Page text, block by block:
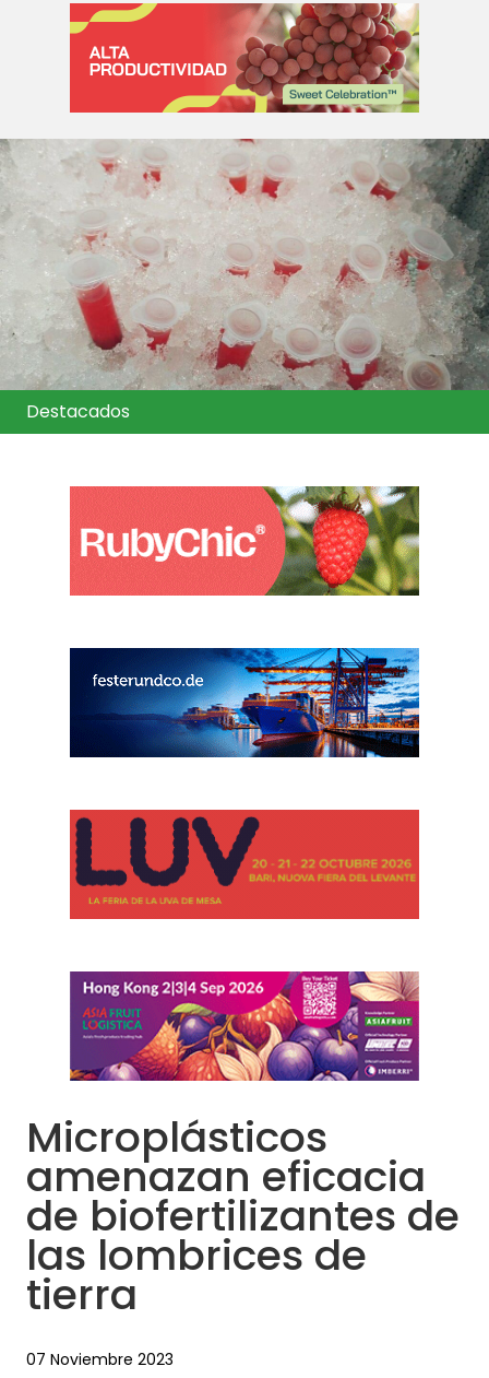
Destacados
Microplásticos
amenazan eficacia
de biofertilizantes de
las lombrices de
tierra
07 Noviembre 2023